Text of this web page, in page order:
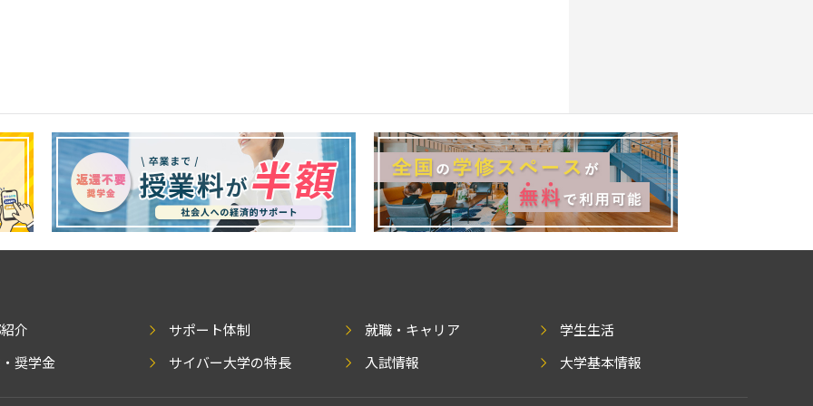
介 サポート体制 就職・キャリア
学生生活
奨学金
サイバー大学の特長 入試情報 大学基本情報